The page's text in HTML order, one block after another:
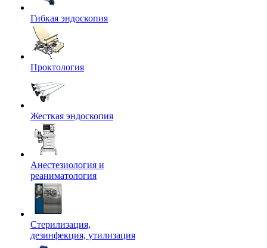
Гибкая эндоскопия
Проктология
Жесткая эндоскопия
Анестезиология и
реаниматология
Стерилизация,
дезинфекция, утилизация